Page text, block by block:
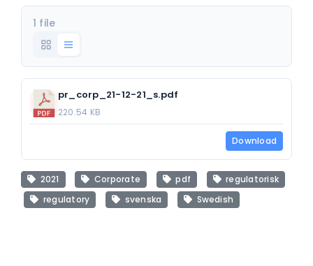
1 file
pr_corp_21-12-21_s.pdf
220.54 KB
Download
2021 Corporate pdf
regulatorisk
regulatory
svenska Swedish